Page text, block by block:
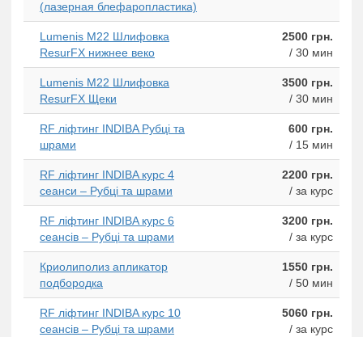
(лазерная блефаропластика)
Lumenis M22 Шлифовка
ResurFX нижнее веко
2500 грн.
/ 30 мин
Lumenis M22 Шлифовка
ResurFX Щеки
3500 грн.
/ 30 мин
RF ліфтинг INDIBA Рубці та
шрами
600 грн.
/ 15 мин
RF ліфтинг INDIBA курс 4
сеанси – Рубці та шрами
2200 грн.
/ за курс
RF ліфтинг INDIBA курс 6
сеансів – Рубці та шрами
3200 грн.
/ за курс
Криолиполиз апликатор
подбородка
1550 грн.
/ 50 мин
RF ліфтинг INDIBA курс 10
сеансів – Рубці та шрами
5060 грн.
/ за курс